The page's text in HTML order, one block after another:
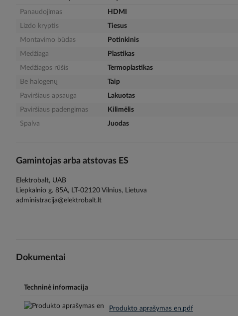
gallery
Panaudojimas
HDMI
Lizdo kryptis
Tiesus
Montavimo būdas
Potinkinis
Medžiaga
Plastikas
Medžiagos rūšis
Termoplastikas
Be halogenų
Taip
Paviršiaus apsauga
Lakuotas
Paviršiaus padengimas
Kilimėlis
Spalva
Juodas
Gamintojas arba atstovas ES
Elektrobalt, UAB
Liepkalnio g. 85A, LT-02120 Vilnius, Lietuva
administracija@elektrobalt.lt
Dokumentai
Techninė informacija
Produkto aprašymas en.pdf